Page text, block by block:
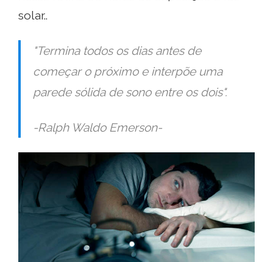
solar..
"Termina todos os dias antes de
começar o próximo e interpõe uma
parede sólida de sono entre os dois".
-Ralph Waldo Emerson-